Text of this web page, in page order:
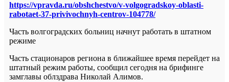
https://vpravda.ru/obshchestvo/v-volgogradskoy-oblasti-
rabotaet-37-privivochnyh-centrov-104778/
Часть волгоградских больниц начнут работать в штатном
режиме
Часть стационаров региона в ближайшее время перейдет на
штатный режим работы, сообщил сегодня на брифинге
замглавы облздрава Николай Алимов.